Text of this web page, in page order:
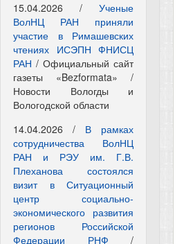
15.04.2026 / Ученые
ВолНЦ РАН приняли
участие в Римашевских
чтениях ИСЭПН ФНИСЦ
РАН / Официальный сайт
газеты «Bezformata» /
Новости Вологды и
Вологодской области
14.04.2026 / В рамках
сотрудничества ВолНЦ
РАН и РЭУ им. Г.В.
Плеханова состоялся
визит в Ситуационный
центр социально-
экономического развития
регионов Российской
Федерации РНФ /